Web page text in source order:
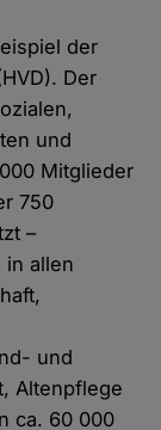
der
Der
und
Mitglieder
750
–
in allen
und
Altenpflege
ca. 60 000